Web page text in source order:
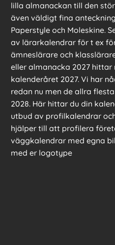
lilla almanackan till den
även väldigt fina
Paperstyle och Moleskine.
av lärarkalendrar för t ex
ämneslärare och
eller almanacka 2027
kalenderåret 2027. Vi har
redan nu men de allra
2028. Här hittar du din
utbud av profilkalendrar
hjälper till att profilera
väggkalendrar med egna
med er logotype